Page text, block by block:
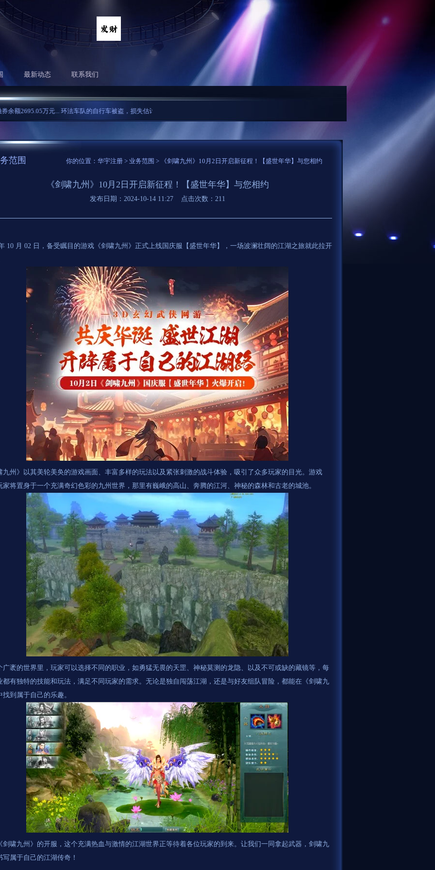
最新动态 联系我们
万元... 环法车队的自行车被盗，损失估计为15万欧元，法媒居然用了“罕发”这个... “传说”系列
范围 你的位置： 华宇注册 > 业务范围 > 《剑啸九州》10月2日开启新征程！【盛世年华】与您相约
《剑啸九州》10月2日开启新征程！【盛世年华】与您相约
发布日期：2024-10-14 11:27 点击次数：211
10 月 02 日，备受瞩目的游戏《剑啸九州》正式上线国庆服【盛世年华】，一场波澜壮阔的江湖之旅就此拉开
九州》以其美轮美奂的游戏画面、丰富多样的玩法以及紧张刺激的战斗体验，吸引了众多玩家的目光。游戏
家将置身于一个充满奇幻色彩的九州世界，那里有巍峨的高山、奔腾的江河、神秘的森林和古老的城池。
广袤的世界里，玩家可以选择不同的职业，如勇猛无畏的天罡、神秘莫测的龙隐、以及不可或缺的藏镜等，每
都有独特的技能和玩法，满足不同玩家的需求。无论是独自闯荡江湖，还是与好友组队冒险，都能在《剑啸九
找到属于自己的乐趣。
剑啸九州》的开服，这个充满热血与激情的江湖世界正等待着各位玩家的到来。让我们一同拿起武器，剑啸九
写属于自己的江湖传奇！